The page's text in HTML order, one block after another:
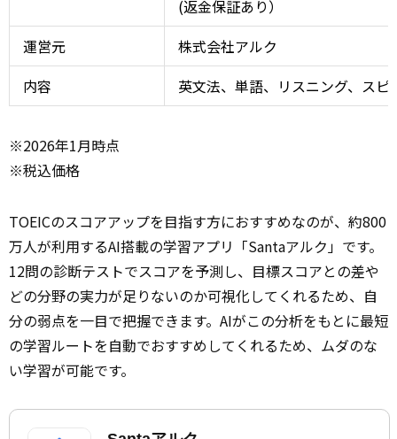
(返金保証あり）
運営元
株式会社アルク
内容
英文法、単語、リスニング、ス
※2026年1月時点
※税込価格
TOEICのスコアアップを目指す方におすすめなのが、約800
万人が利用するAI搭載の学習アプリ「Santaアルク」です。
12問の診断テストでスコアを予測し、目標スコアとの差や
どの分野の実力が足りないのか可視化してくれるため、自
分の弱点を一目で把握できます。AIがこの分析をもとに最短
の学習ルートを自動でおすすめしてくれるため、ムダのな
い学習が可能です。